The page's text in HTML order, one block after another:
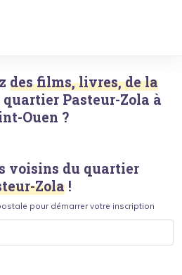
des films, livres, de la
quartier Pasteur-Zola à
Ouen ?
voisins du quartier
Zola !
pour démarrer votre inscription